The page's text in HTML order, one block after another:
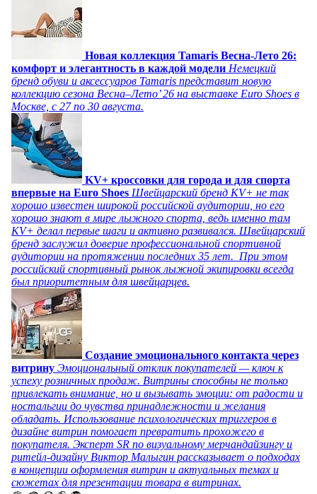
Новая коллекция Tamaris Весна-Лето 26:
комфорт и элегантность в каждой модели Немецкий
бренд обуви и аксессуаров Tamaris представит новую
коллекцию сезона Весна–Лето’ 26 на выставке Euro Shoes в
Москве, с 27 по 30 августа.
KV+ кроссовки для города и для спорта
впервые на Euro Shoes Швейцарский бренд KV+ не так
хорошо известен широкой российской аудитории, но его
хорошо знают в мире лыжного спорта, ведь именно там
KV+ делал первые шаги и активно развивался. Швейцарский
бренд заслужил доверие профессиональной спортивной
аудитории на протяжении последних 35 лет. При этом
российский спортивный рынок лыжной экипировки всегда
был приоритетным для швейцарцев.
Создание эмоционального контакта через
витрину Эмоциональный отклик покупателей — ключ к
успеху розничных продаж. Витрины способны не только
привлекать внимание, но и вызывать эмоции: от радости и
ностальгии до чувства принадлежности и желания
обладать. Использование психологических триггеров в
дизайне витрин помогает превратить прохожего в
покупателя. Эксперт SR по визуальному мерчандайзингу и
ритейл-дизайну Виктор Малыгин рассказывает о подходах
в концепции оформления витрин и актуальных темах и
сюжетах для презентации товара в витринах.